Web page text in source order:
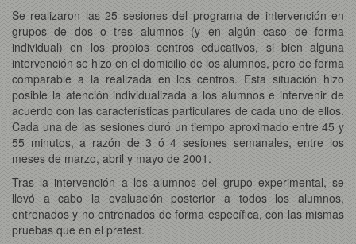
Se realizaron las 25 sesiones del programa de intervención en
grupos de dos o tres alumnos (y en algún caso de forma
individual) en los propios centros educativos, si bien alguna
intervención se hizo en el domicilio de los alumnos, pero de forma
comparable a la realizada en los centros. Esta situación hizo
posible la atención individualizada a los alumnos e intervenir de
acuerdo con las características particulares de cada uno de ellos.
Cada una de las sesiones duró un tiempo aproximado entre 45 y
55 minutos, a razón de 3 ó 4 sesiones semanales, entre los
meses de marzo, abril y mayo de 2001.
Tras la intervención a los alumnos del grupo experimental, se
llevó a cabo la evaluación posterior a todos los alumnos,
entrenados y no entrenados de forma específica, con las mismas
pruebas que en el pretest.